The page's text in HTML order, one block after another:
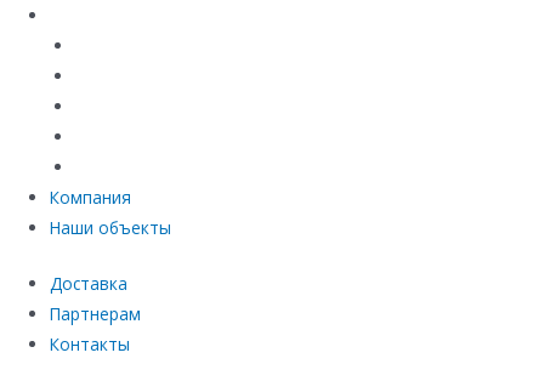
Компания
Наши объекты
Доставка
Партнерам
Контакты